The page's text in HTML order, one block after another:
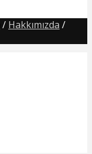
/ Hakkımızda /